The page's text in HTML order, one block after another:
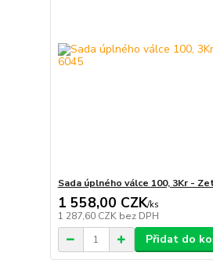
Sada úplného válce 100, 3Kr -
1 558,00 CZK/ks
1 287,60 CZK bez DPH
Přidat do